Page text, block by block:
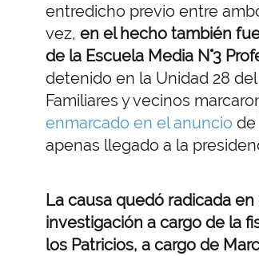
entredicho previo entre
vez, en el hecho también
de la Escuela Media N°3
detenido en la Unidad 28
Familiares y vecinos
enmarcado en el anuncio de
apenas llegado a la
La causa quedó radicada
investigación a cargo de la
los Patricios, a cargo de